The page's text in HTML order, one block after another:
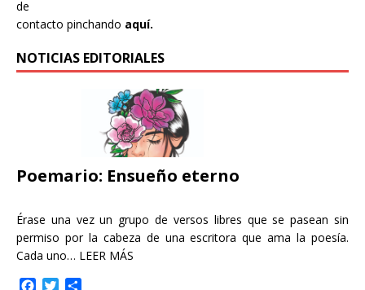
de
contacto pinchando aquí.
NOTICIAS EDITORIALES
Poemario: Ensueño eterno
Érase una vez un grupo de versos libres que se pasean sin
permiso por la cabeza de una escritora que ama la poesía.
Cada uno… LEER MÁS